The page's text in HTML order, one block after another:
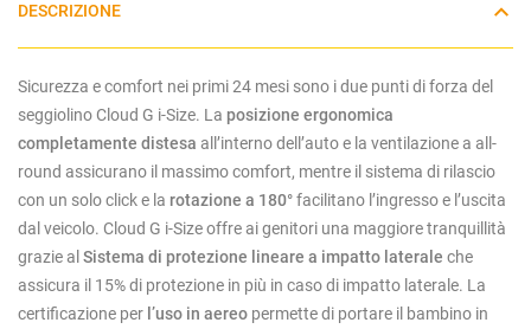
DESCRIZIONE
Sicurezza e comfort nei primi 24 mesi sono i due punti di forza del
seggiolino Cloud G i-Size. La posizione ergonomica
completamente distesa all’interno dell’auto e la ventilazione a all-
round assicurano il massimo comfort, mentre il sistema di rilascio
con un solo click e la rotazione a 180°facilitano l’ingresso e l’uscita
dal veicolo. Cloud G i-Size offre ai genitori una maggiore tranquillità
grazie al Sistema di protezione lineare a impatto laterale che
assicura il 15% di protezione in più in caso di impatto laterale. La
certificazione per l’uso in aereo permette di portare il bambino in